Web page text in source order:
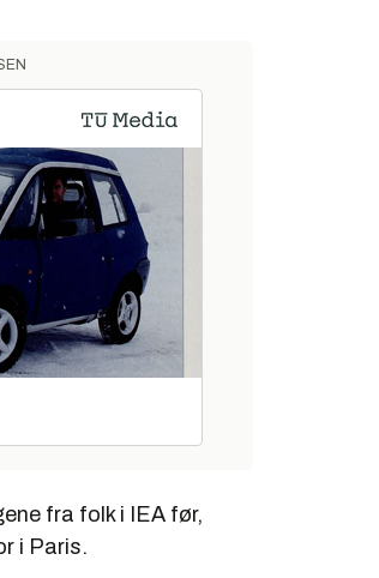
fra folk i IEA før,
i Paris.